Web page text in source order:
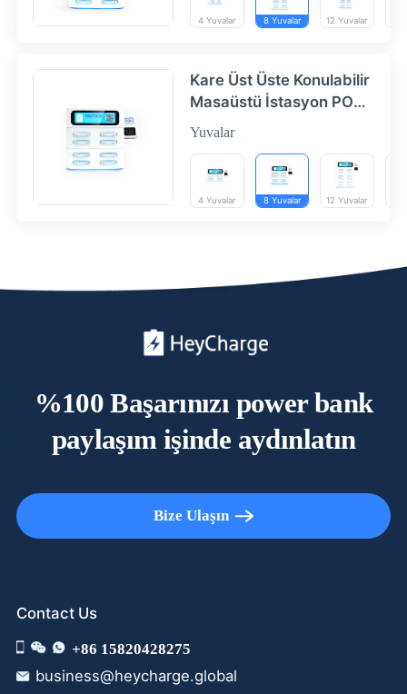
HeyCharge
4 Yuvalar 8 Yuvalar 12 Yuvalar
Kare Üst Üste Konulabilir
Masaüstü İstasyon POS
4|8|12|16 Yuvalar -
Yuvalar
4 Yuvalar 8 Yuvalar 12 Yuvalar
%100 Başarınızı power bank
paylaşım işinde aydınlatın
Bize Ulaşın
Contact Us
+86 15820428275
business@heycharge.global